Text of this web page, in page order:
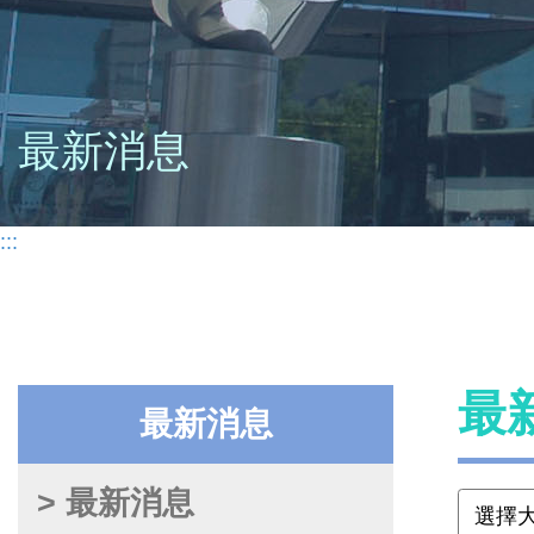
最新消息
:::
最新消息
> 最新消息
最